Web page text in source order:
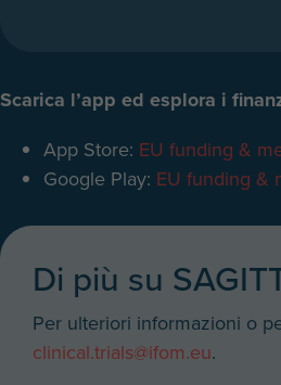
Scarica l’app ed esplora i
App Store: EU funding &
Google Play: EU funding &
Di più su
Per ulteriori informazioni o
clinical.trials@ifom.eu.